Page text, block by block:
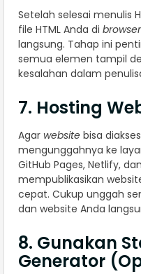
Setelah selesai menulis
file HTML Anda di browser
langsung. Tahap ini
semua elemen tampil
kesalahan dalam
7. Hosting
Agar website bisa
mengunggahnya ke
GitHub Pages, Netlify,
mempublikasikan
cepat. Cukup unggah
dan website Anda
8. Gunakan
Generator